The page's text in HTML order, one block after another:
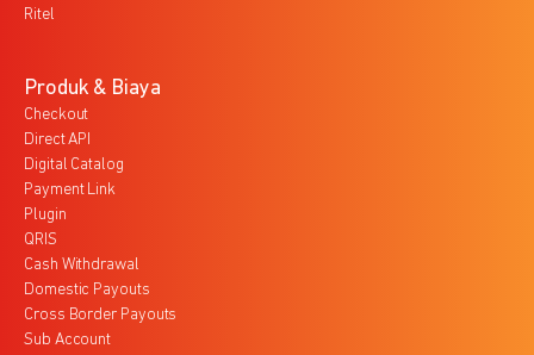
Ritel
Produk & Biaya
Checkout
Direct API
Digital Catalog
Payment Link
Plugin
QRIS
Cash Withdrawal
Domestic Payouts
Cross Border Payouts
Sub Account